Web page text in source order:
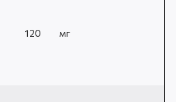
120 мг